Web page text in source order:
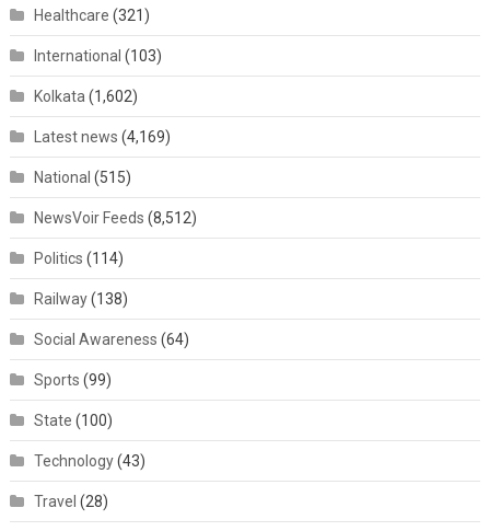
Healthcare (321)
International (103)
Kolkata (1,602)
Latest news (4,169)
National (515)
NewsVoir Feeds (8,512)
Politics (114)
Railway(138)
Social Awareness (64)
Sports (99)
State (100)
Technology(43)
Travel (28)